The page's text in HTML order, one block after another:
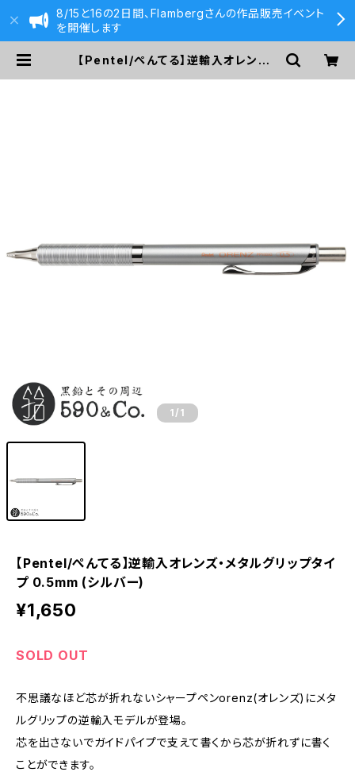
8/15と16の2日間、Flambergさんの作品販売イベント
を開催します
【Pentel/ぺんてる】逆輸入オレンズ・
1 /1
【Pentel/ぺんてる】逆輸入オレンズ・メタルグリップタイ
プ 0.5mm (シルバー)
¥1,650
SOLD OUT
不思議なほど芯が折れないシャープペンorenz(オレンズ)にメタ
ルグリップの逆輸入モデルが登場。
芯を出さないでガイドパイプで支えて書くから芯が折れずに書く
ことができます。